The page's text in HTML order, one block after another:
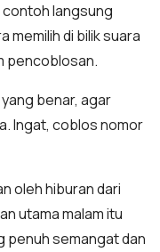
contoh langsung
memilih di bilik suara
pencoblosan.
benar, agar
Ingat, coblos nomor
oleh hiburan dari
utama malam itu
penuh semangat dan